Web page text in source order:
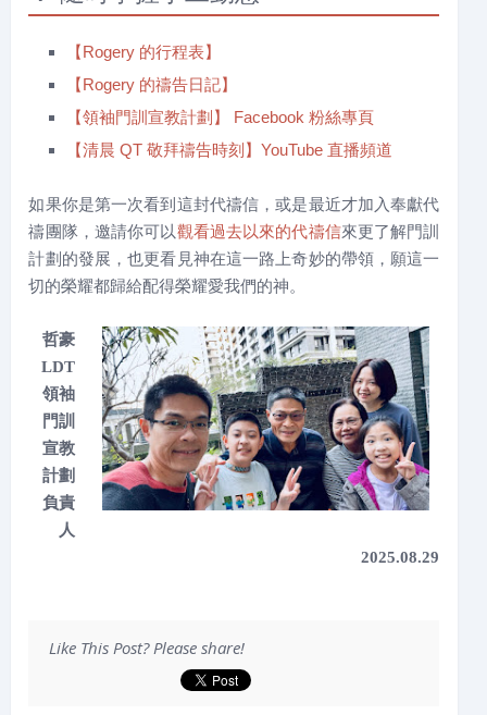
【Rogery 的行程表】
【Rogery 的禱告日記】
【領袖門訓宣教計劃】 Facebook 粉絲專頁
【清晨 QT 敬拜禱告時刻】YouTube 直播頻道
如果你是第一次看到這封代禱信，或是最近才加入奉獻代
禱團隊，邀請你可以觀看過去以來的代禱信來更了解門訓
計劃的發展，也更看見神在這一路上奇妙的帶領，願這一
切的榮耀都歸給配得榮耀愛我們的神。
哲豪
LDT
領袖
門訓
宣教
計劃
負責
人
2025.08.29
Like This Post? Please share!